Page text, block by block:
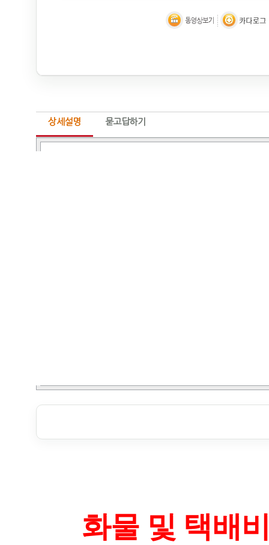
상세설명 묻고답하기
화물 및 택배